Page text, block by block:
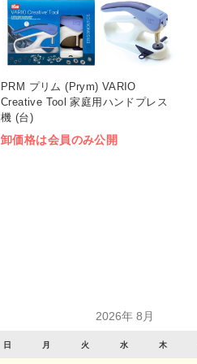
PRM プリム (Prym) VARIO
Creative Tool 家庭用ハンドプレス
機 (台)
卸価格は会員のみ公開
2026年 8月
日 月 火 水 木